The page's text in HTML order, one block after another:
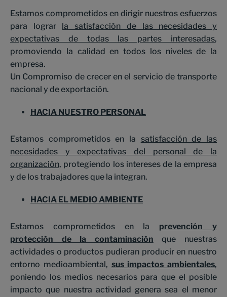
Estamos comprometidos en dirigir nuestros esfuerzos
para lograr la satisfacción de las necesidades y
expectativas de todas las partes interesadas,
promoviendo la calidad en todos los niveles de la
empresa.
Un Compromiso de crecer en el servicio de transporte
nacional y de exportación.
HACIA NUESTRO PERSONAL
Estamos comprometidos en la satisfacción de las
necesidades y expectativas del personal de la
organización, protegiendo los intereses de la empresa
y de los trabajadores que la integran.
HACIA EL MEDIO AMBIENTE
Estamos comprometidos en la prevención y
protección de la contaminación que nuestras
actividades o productos pudieran producir en nuestro
entorno medioambiental, sus impactos ambientales,
poniendo los medios necesarios para que el posible
impacto que nuestra actividad genera sea el menor